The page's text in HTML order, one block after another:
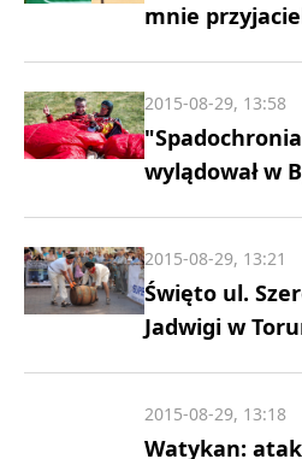
mnie
wylądował w
2015-08-29, 13:58
Święto ul.
Jadwigi w
2015-08-29, 13:21
Watykan:
2015-08-29, 13:18